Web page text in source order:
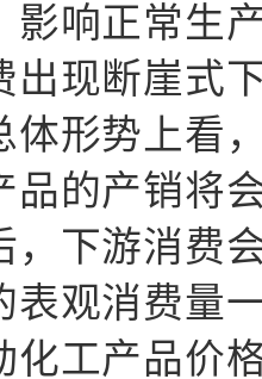
影响正常生
出现断崖式
体形势上看
品的产销将
，下游消费
表观消费量
化工产品价